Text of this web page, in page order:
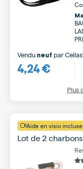
4,24 €
Vendu neuf par
Plus
Aide en visio incluse
Lot de 2 charbons